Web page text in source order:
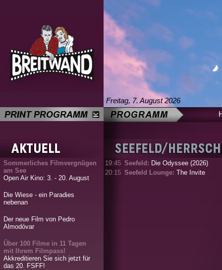
Freitag, 7. August 2026
Sommerliches Filmvergnügen
am See
Open Air Kino: 3. - 20. August
Die Wiese - ein Paradies
nebenan
Der neue Film von Pedro
Almodóvar
Über 100 Filme in 11 Tagen
mit Ihrem Filmpass!
Akkreditieren Sie sich jetzt für
das 20. FSFF!
19:45 Seefeld: Die Odyssee (2026)
20:15 Seefeld Lounge: The Invite